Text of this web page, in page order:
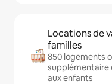
Locations de
familles
850 logements
supplémentaire
aux enfants